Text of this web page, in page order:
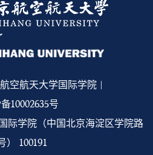
空航天大学国际学院 |
10002635号
际学院（中国北京海淀区学院路
） 100191